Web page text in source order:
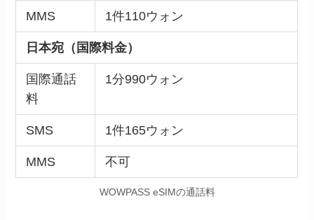
MMS 1件110ウォン
日本宛（国際料金）
国際通話
料
1分990ウォン
SMS 1件165ウォン
MMS 不可
WOWPASS eSIMの通話料